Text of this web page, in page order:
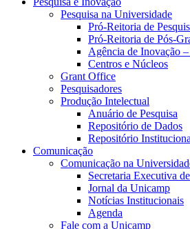
Pesquisa na Universidade
Pró-Reitoria de
Pró-Reitoria de Pós-
Agência de Inovação
Centros e Núcleos
Grant Office
Pesquisadores
Produção Intelectual
Anuário de Pesquisa
Repositório de Dados
Repositório
Comunicação
Comunicação na
Secretaria Executiva
Jornal da Unicamp
Notícias Institucionais
Agenda
Fale com a Unicamp